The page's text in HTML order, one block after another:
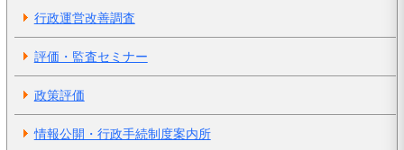
行政運営改善調査
評価・監査セミナー
政策評価
情報公開・行政手続制度案内所